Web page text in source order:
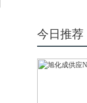
今日推荐